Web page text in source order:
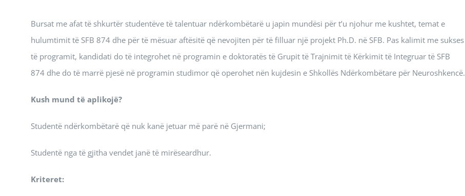
Bursat me afat të shkurtër studentëve të talentuar ndërkombëtarë u japin mundësi për t’u njohur me kushtet, temat e
hulumtimit të SFB 874 dhe për të mësuar aftësitë që nevojiten për të filluar një projekt Ph.D. në SFB. Pas kalimit me sukses
të programit, kandidati do të integrohet në programin e doktoratës të Grupit të Trajnimit të Kërkimit të Integruar të SFB
874 dhe do të marrë pjesë në programin studimor që operohet nën kujdesin e Shkollës Ndërkombëtare për Neuroshkencë.
Kush mund të aplikojë?
Studentë ndërkombëtarë që nuk kanë jetuar më parë në Gjermani;
Studentë nga të gjitha vendet janë të mirëseardhur.
Kriteret: